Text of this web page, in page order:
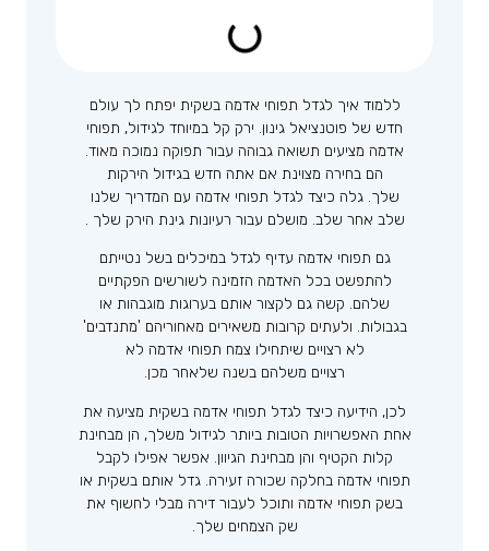
ללמוד איך לגדל תפוחי אדמה בשקית יפתח לך עולם
חדש של פוטנציאל גינון. ירק קל במיוחד לגידול, תפוחי
אדמה מציעים תשואה גבוהה עבור תפוקה נמוכה מאוד.
הם בחירה מצוינת אם אתה חדש בגידול הירקות
שלך. גלה כיצד לגדל תפוחי אדמה עם המדריך שלנו
שלב אחר שלב. מושלם עבור רעיונות גינת הירק שלך .
גם תפוחי אדמה עדיף לגדל במיכלים בשל נטייתם
להתפשט בכל האדמה הזמינה לשורשים הפקתיים
שלהם. קשה גם לקצור אותם בערוגות מוגבהות או
בגבולות. ולעתים קרובות משאירים מאחוריהם 'מתנדבים'
לא רצויים שיתחילו צמח תפוחי אדמה לא
רצויים משלהם בשנה שלאחר מכן.
לכן, הידיעה כיצד לגדל תפוחי אדמה בשקית מציעה את
אחת האפשרויות הטובות ביותר לגידול משלך, הן מבחינת
קלות הקטיף והן מבחינת הגיוון. אפשר אפילו לקבל
תפוחי אדמה בחלקה שכורה זעירה. גדל אותם בשקית או
בשק תפוחי אדמה ותוכל לעבור דירה מבלי לחשוף את
שק הצמחים שלך.